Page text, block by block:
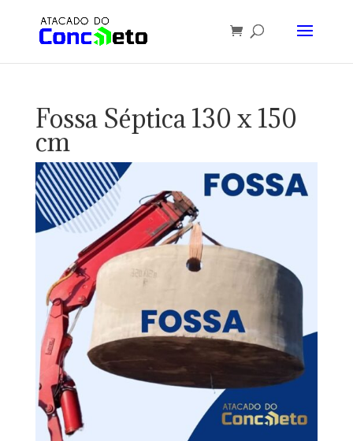
Fossa Séptica 130 x 150
cm